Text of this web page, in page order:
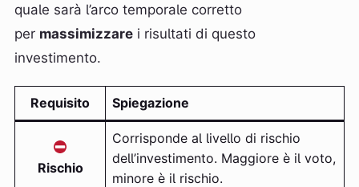
quale sarà l’arco temporale corretto
per massimizzare i risultati di questo
investimento.
Requisito Spiegazione
Rischio
Corrisponde al livello di rischio
dell’investimento. Maggiore è il voto,
minore è il rischio.